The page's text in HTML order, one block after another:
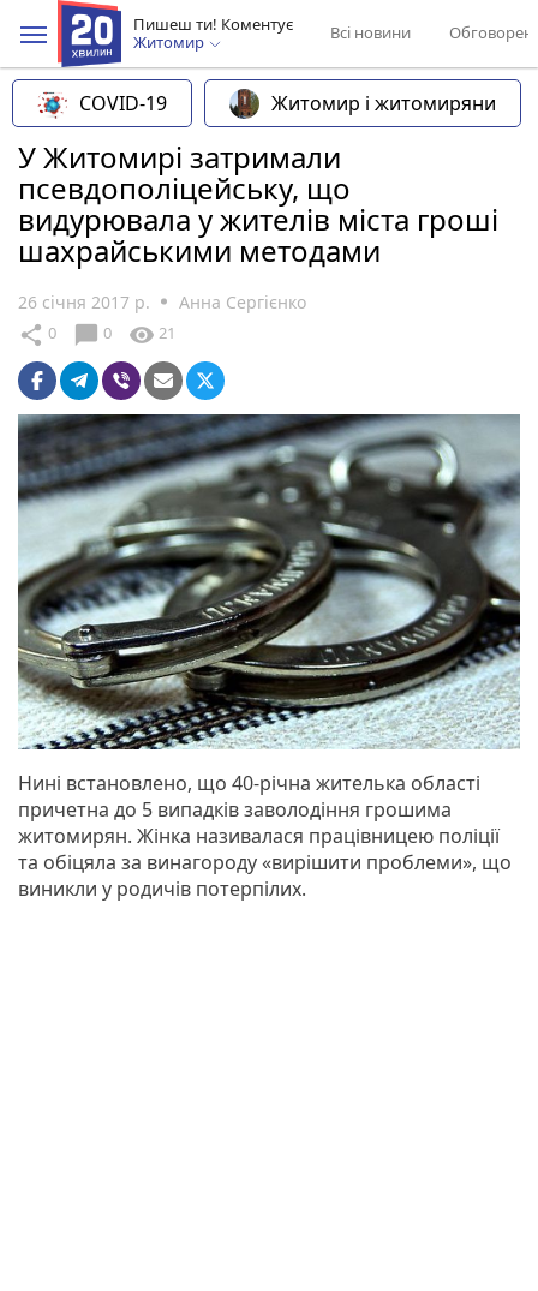
Пишеш ти! Коментує
Житомир
Всі новини
COVID-19 Житомир і житомиряни
У Житомирі затримали
псевдополіцейську, що
видурювала у жителів міста гроші
шахрайськими методами
26 січня 2017 р. Анна Сергієнко
share 0 chat_bubble 0 visibility 21
Нині встановлено, що 40-річна жителька області
причетна до 5 випадків заволодіння грошима
житомирян. Жінка називалася працівницею поліції
та обіцяла за винагороду «вирішити проблеми», що
виникли у родичів потерпілих.